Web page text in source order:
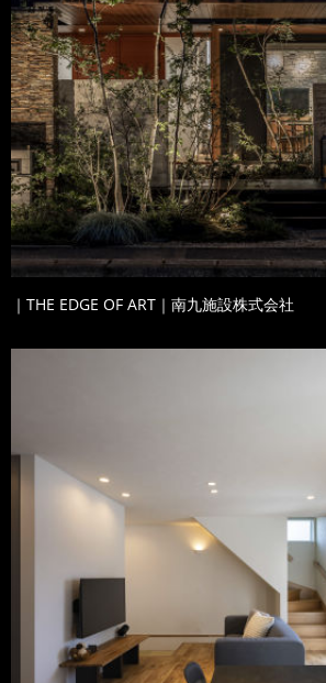
｜THE EDGE OF ART｜南九施設株式会社